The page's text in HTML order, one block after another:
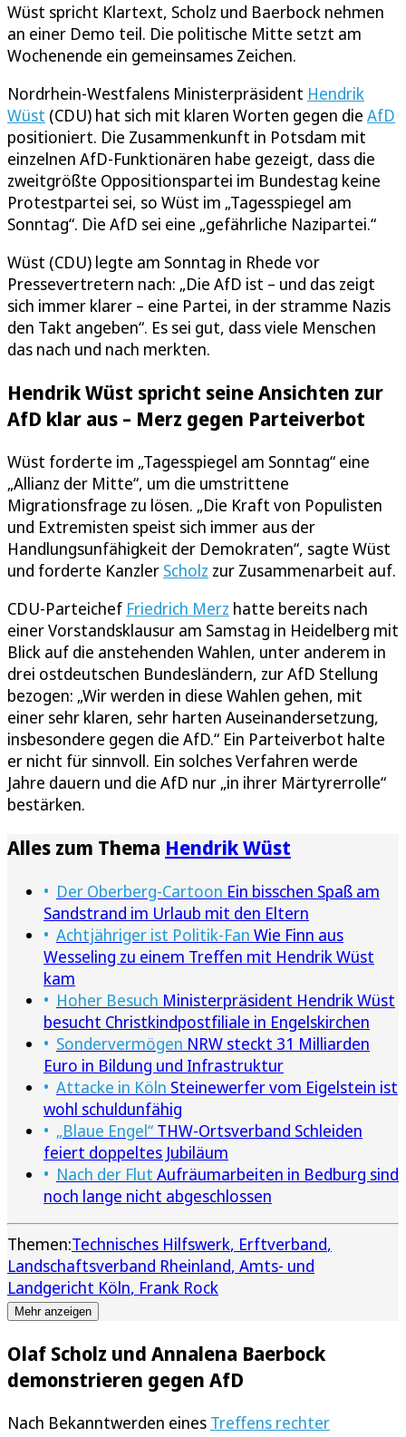
Wüst spricht Klartext, Scholz und Baerbock nehmen
an einer Demo teil. Die politische Mitte setzt am
Wochenende ein gemeinsames Zeichen.
Nordrhein-Westfalens Ministerpräsident Hendrik
Wüst (CDU) hat sich mit klaren Worten gegen die AfD
positioniert. Die Zusammenkunft in Potsdam mit
einzelnen AfD-Funktionären habe gezeigt, dass die
zweitgrößte Oppositionspartei im Bundestag keine
Protestpartei sei, so Wüst im „Tagesspiegel am
Sonntag“. Die AfD sei eine „gefährliche Nazipartei.“
Wüst (CDU) legte am Sonntag in Rhede vor
Pressevertretern nach: „Die AfD ist – und das zeigt
sich immer klarer – eine Partei, in der stramme Nazis
den Takt angeben“. Es sei gut, dass viele Menschen
das nach und nach merkten.
Hendrik Wüst spricht seine Ansichten zur
AfD klar aus – Merz gegen Parteiverbot
Wüst forderte im „Tagesspiegel am Sonntag“ eine
„Allianz der Mitte“, um die umstrittene
Migrationsfrage zu lösen. „Die Kraft von Populisten
und Extremisten speist sich immer aus der
Handlungsunfähigkeit der Demokraten“, sagte Wüst
und forderte Kanzler Scholz zur Zusammenarbeit auf.
CDU-Parteichef Friedrich Merz hatte bereits nach
einer Vorstandsklausur am Samstag in Heidelberg mit
Blick auf die anstehenden Wahlen, unter anderem in
drei ostdeutschen Bundesländern, zur AfD Stellung
bezogen: „Wir werden in diese Wahlen gehen, mit
einer sehr klaren, sehr harten Auseinandersetzung,
insbesondere gegen die AfD.“ Ein Parteiverbot halte
er nicht für sinnvoll. Ein solches Verfahren werde
Jahre dauern und die AfD nur „in ihrer Märtyrerrolle“
bestärken.
Alles zum Thema Hendrik Wüst
Der Oberberg-Cartoon Ein bisschen Spaß am
Sandstrand im Urlaub mit den Eltern
Achtjähriger ist Politik-Fan Wie Finn aus
Wesseling zu einem Treffen mit Hendrik Wüst
kam
Hoher Besuch Ministerpräsident Hendrik Wüst
besucht Christkindpostfiliale in Engelskirchen
Sondervermögen NRW steckt 31 Milliarden
Euro in Bildung und Infrastruktur
Attacke in Köln Steinewerfer vom Eigelstein ist
wohl schuldunfähig
„Blaue Engel“ THW-Ortsverband Schleiden
feiert doppeltes Jubiläum
Nach der Flut Aufräumarbeiten in Bedburg sind
noch lange nicht abgeschlossen
Themen:Technisches Hilfswerk Erftverband
Landschaftsverband Rheinland Amts- und
Landgericht Köln Frank Rock
Mehr anzeigen
Olaf Scholz und Annalena Baerbock
demonstrieren gegen AfD
Nach Bekanntwerden eines Treffens rechter